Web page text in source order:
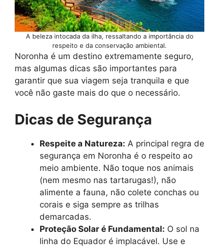
A beleza intocada da ilha, ressaltando a importância do
respeito e da conservação ambiental.
Noronha é um destino extremamente seguro,
mas algumas dicas são importantes para
garantir que sua viagem seja tranquila e que
você não gaste mais do que o necessário.
Dicas de Segurança
Respeite a Natureza: A principal regra de
segurança em Noronha é o respeito ao
meio ambiente. Não toque nos animais
(nem mesmo nas tartarugas!), não
alimente a fauna, não colete conchas ou
corais e siga sempre as trilhas
demarcadas.
Proteção Solar é Fundamental: O sol na
linha do Equador é implacável. Use e